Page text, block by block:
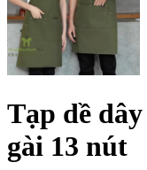
Tạp dề
gài 13 nút